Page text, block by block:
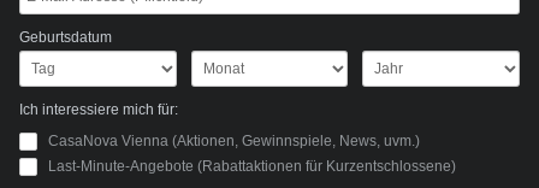
Geburtsdatum
Ich interessiere mich für:
CasaNova Vienna (Aktionen, Gewinnspiele, News, uvm.)
Last-Minute-Angebote (Rabattaktionen für Kurzentschlossene)